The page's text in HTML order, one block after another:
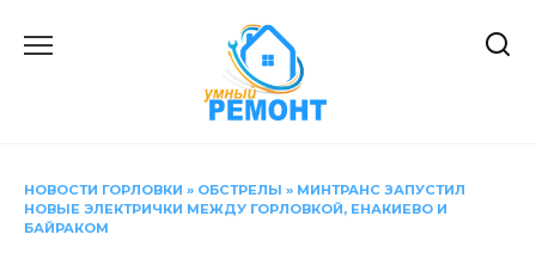
НОВОСТИ ГОРЛОВКИ » ОБСТРЕЛЫ » МИНТРАНС ЗАПУСТИЛ
НОВЫЕ ЭЛЕКТРИЧКИ МЕЖДУ ГОРЛОВКОЙ, ЕНАКИЕВО И
БАЙРАКОМ